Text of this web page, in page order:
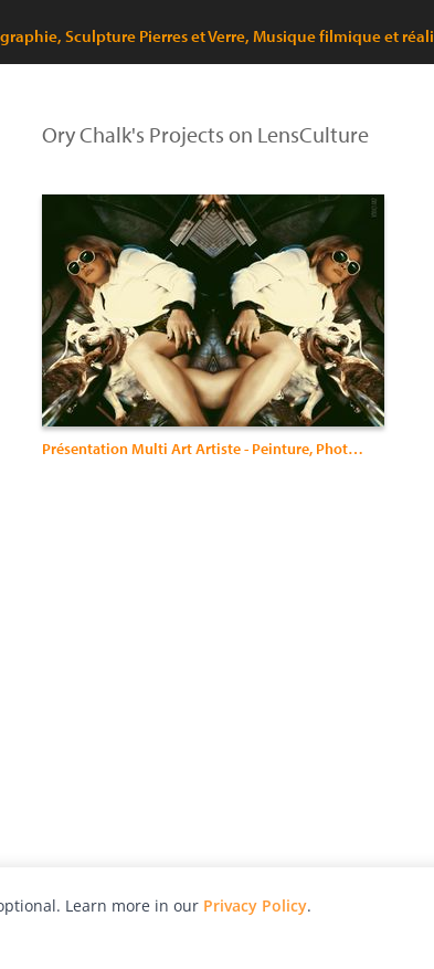
Sculpture Pierres et Verre, Musique filmique et
Ory Chalk's Projects on LensCulture
Présentation Multi Art Artiste - Peinture, Photographie, Sculpture Pierres et Verre, Musique filmique et réalisation Contemporaines de Masque Ancienne Egypte (Egyptomanie).
Learn more in our Privacy Policy.